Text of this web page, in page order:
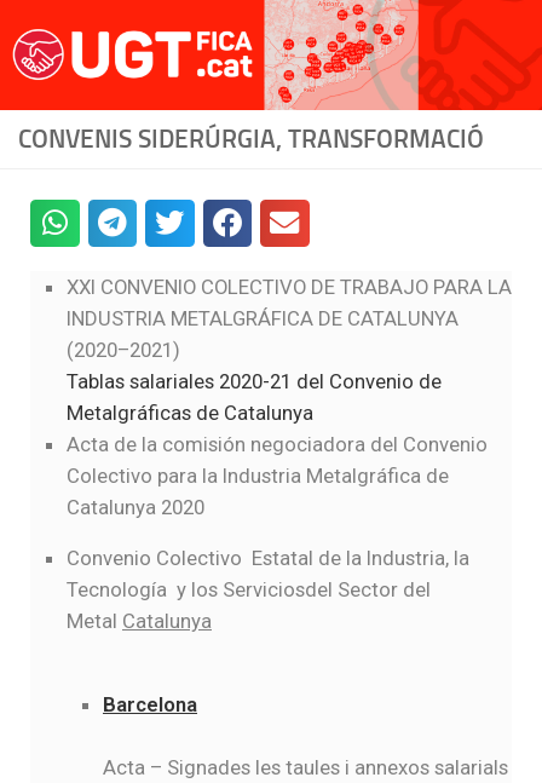
Saltar al contenido
CONVENIS SIDERÚRGIA, TRANSFORMACIÓ
XXI CONVENIO COLECTIVO DE TRABAJO PARA LA
INDUSTRIA METALGRÁFICA DE CATALUNYA
(2020–2021)
Tablas salariales 2020-21 del Convenio de
Metalgráficas de Catalunya
Acta de la comisión negociadora del Convenio
Colectivo para la Industria Metalgráfica de
Catalunya 2020
Convenio Colectivo Estatal de la Industria, la
Tecnología y los Serviciosdel Sector del
Metal Catalunya
Barcelona
Acta – Signades les taules i annexos salarials